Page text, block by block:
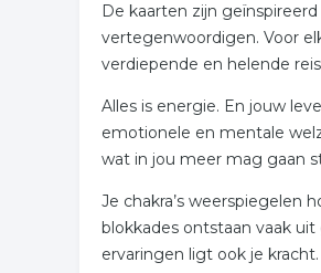
De kaarten zijn
vertegenwoordigen. Voor
verdiepende en helende
Alles is energie. En jouw
emotionele en mentale
wat in jou meer mag gaan
Je chakra’s weerspiegelen
blokkades ontstaan vaak
ervaringen ligt ook je